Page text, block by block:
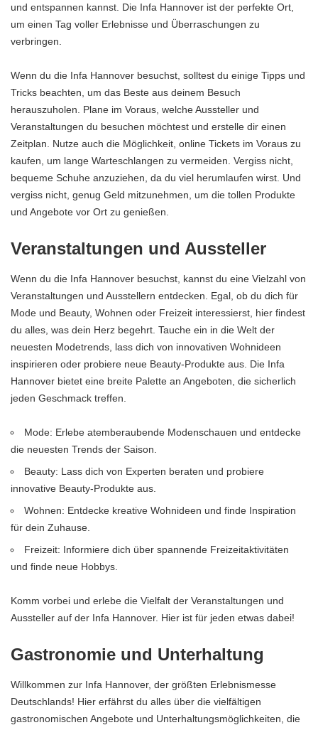
und entspannen kannst. Die Infa Hannover ist der perfekte Ort,
um einen Tag voller Erlebnisse und Überraschungen zu
verbringen.
Wenn du die Infa Hannover besuchst, solltest du einige Tipps und
Tricks beachten, um das Beste aus deinem Besuch
herauszuholen. Plane im Voraus, welche Aussteller und
Veranstaltungen du besuchen möchtest und erstelle dir einen
Zeitplan. Nutze auch die Möglichkeit, online Tickets im Voraus zu
kaufen, um lange Warteschlangen zu vermeiden. Vergiss nicht,
bequeme Schuhe anzuziehen, da du viel herumlaufen wirst. Und
vergiss nicht, genug Geld mitzunehmen, um die tollen Produkte
und Angebote vor Ort zu genießen.
Veranstaltungen und Aussteller
Wenn du die Infa Hannover besuchst, kannst du eine Vielzahl von
Veranstaltungen und Ausstellern entdecken. Egal, ob du dich für
Mode und Beauty, Wohnen oder Freizeit interessierst, hier findest
du alles, was dein Herz begehrt. Tauche ein in die Welt der
neuesten Modetrends, lass dich von innovativen Wohnideen
inspirieren oder probiere neue Beauty-Produkte aus. Die Infa
Hannover bietet eine breite Palette an Angeboten, die sicherlich
jeden Geschmack treffen.
Mode: Erlebe atemberaubende Modenschauen und entdecke
die neuesten Trends der Saison.
Beauty: Lass dich von Experten beraten und probiere
innovative Beauty-Produkte aus.
Wohnen: Entdecke kreative Wohnideen und finde Inspiration
für dein Zuhause.
Freizeit: Informiere dich über spannende Freizeitaktivitäten
und finde neue Hobbys.
Komm vorbei und erlebe die Vielfalt der Veranstaltungen und
Aussteller auf der Infa Hannover. Hier ist für jeden etwas dabei!
Gastronomie und Unterhaltung
Willkommen zur Infa Hannover, der größten Erlebnismesse
Deutschlands! Hier erfährst du alles über die vielfältigen
gastronomischen Angebote und Unterhaltungsmöglichkeiten, die